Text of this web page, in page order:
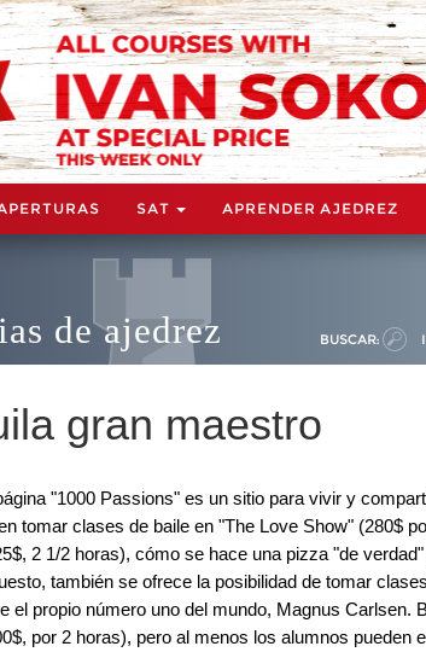
SAT APRENDER AJEDREZ
de ajedrez BUSCAR:
gran maestro
"1000 Passions" es un sitio para vivir y
tomar clases de baile en "The Love Show" (280$
2 1/2 horas), cómo se hace una pizza "de
también se ofrece la posibilidad de tomar
el propio número uno del mundo, Magnus Carlsen.
por 2 horas), pero al menos los alumnos pueden